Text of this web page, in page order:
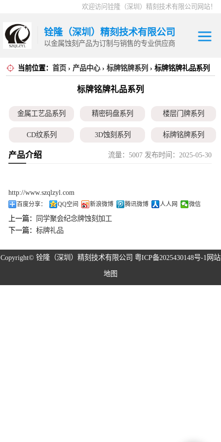
欢迎访问铨隆（深圳）精刻技术有限公司网站！
铨隆（深圳）精刻技术有限公司
以金属蚀刻产品为订制与销售的专业供应商
当前位置： 首页 › 产品中心› 标牌铭牌系列 › 标牌铭牌礼品系列
标牌铭牌礼品系列
金属工艺品系列 精密码盘系列 楼层门牌系列
CD纹系列 3D蚀刻系列 标牌铭牌系列
超薄垫片系列 磁性治具钢片系列 弹片系列
产品介绍 流量：5007 发布时间：2025-05-30
http://www.szqlzyl.com
百度分享： QQ空间 新浪微博 腾讯微博 人人网 微信
上一篇：
同学聚会纪念牌蚀刻加工
下一篇：标牌礼品
Copyright© 铨隆（深圳）精刻技术有限公司 粤ICP备2025430148号-1 网站
地图
金属工艺品系列
楼层门牌系列
3D蚀刻系列
标牌铭牌系列
超薄垫片系列
列
弹片系列
耳塞网系列